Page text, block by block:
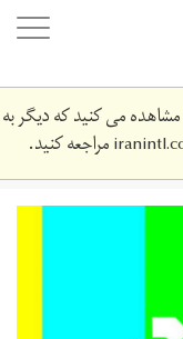
می کنید که دیگر به
مراجعه کنید.